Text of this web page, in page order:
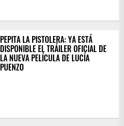
PEPITA LA PISTOLERA: YA ESTÁ
DISPONIBLE EL TRÁILER OFICIAL DE
LA NUEVA PELÍCULA DE LUCÍA
PUENZO